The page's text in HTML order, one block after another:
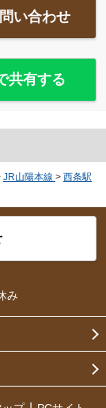
い合わせ
共有する
JR山陽本線 > 西条駅
み